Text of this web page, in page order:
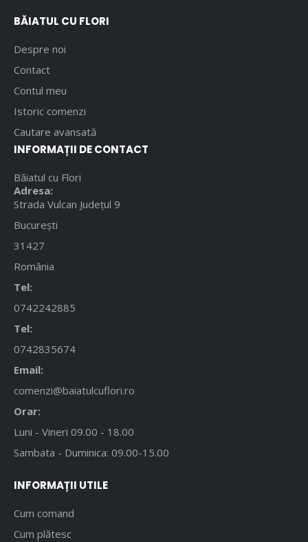
BĂIATUL CU FLORI
Despre noi
Contact
Contul meu
Istoric comenzi
Cautare avansată
INFORMAȚII DE CONTACT
Băiatul cu Flori
Adresa:
Strada Vulcan Județul 9
București
31427
România
Tel:
0742242885
Tel:
0742835674
Email:
comenzi@baiatulcuflori.ro
Orar:
Luni - Vineri 09.00 - 18.00
Sambata - Duminica: 09.00-15.00
INFORMAȚII UTILE
Cum comand
Cum plătesc